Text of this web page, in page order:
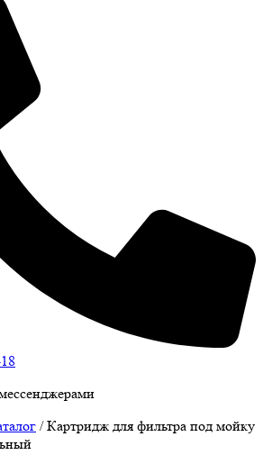
/Картридж для фильтра под мойку